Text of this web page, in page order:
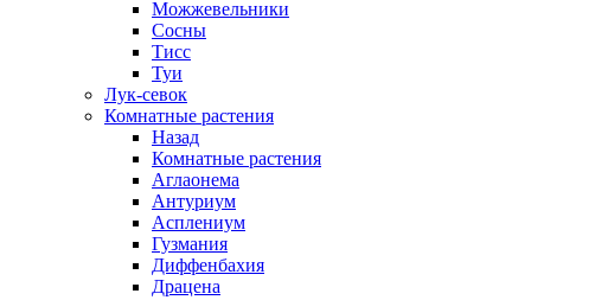
Можжевельники
Сосны
Тисс
Туи
Лук-севок
Комнатные растения
Назад
Комнатные растения
Аглаонема
Антуриум
Асплениум
Гузмания
Диффенбахия
Драцена